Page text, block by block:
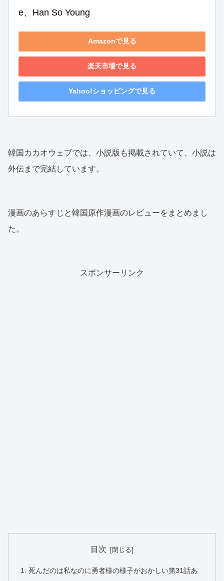
e、Han So Young
Amazonで見る
楽天市場で見る
Yahoo!ショッピングで見る
韓国カカオウェブでは、小説版も掲載されていて、小説は
外伝まで完結しています。
漫画のあらすじと韓国原作漫画のレビューをまとめまし
た。
スポンサーリンク
目次
死んだのは私なのに勇者様の様子がおかしい第31話あ